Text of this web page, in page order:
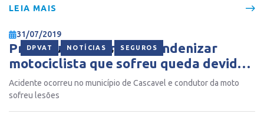
LEIA MAIS
DPVAT , NOTÍCIAS , SEGUROS
31/07/2019
Prefeitura é intimada a indenizar
motociclista que sofreu queda devido
a asfalto irregular
Acidente ocorreu no município de Cascavel e condutor da moto
sofreu lesões